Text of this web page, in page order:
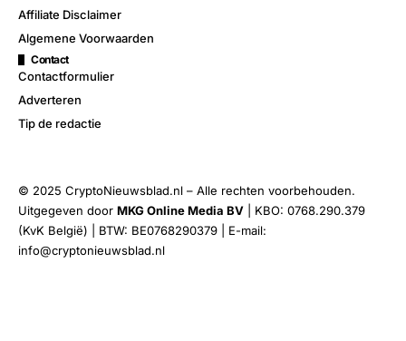
Affiliate Disclaimer
Algemene Voorwaarden
Contact
Contactformulier
Adverteren
Tip de redactie
© 2025 CryptoNieuwsblad.nl – Alle rechten voorbehouden.
Uitgegeven door MKG Online Media BV | KBO: 0768.290.379
(KvK België) | BTW: BE0768290379 | E-mail:
info@cryptonieuwsblad.nl